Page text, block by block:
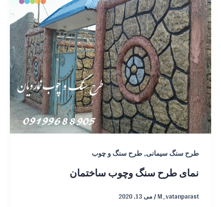
طرح سنگ سیمانی,طرح سنگ و چوب
نمای طرح سنگ وچوب ساختمان
M_vatanparast
/می 13, 2020